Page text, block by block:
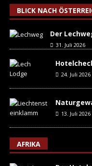
BLICK NACH
Der
31. Juli 2026
24. Juli 2026
13. Juli 2026
AFRIKA